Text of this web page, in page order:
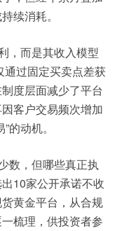
续消耗。
，而是其收入模型
通过固定买卖点差获
度层面减少了平台
客户交易频次增加
的动机。
数，但哪些真正执
10家公开承诺不收
黄金平台，从合规
梳理，供投资者参